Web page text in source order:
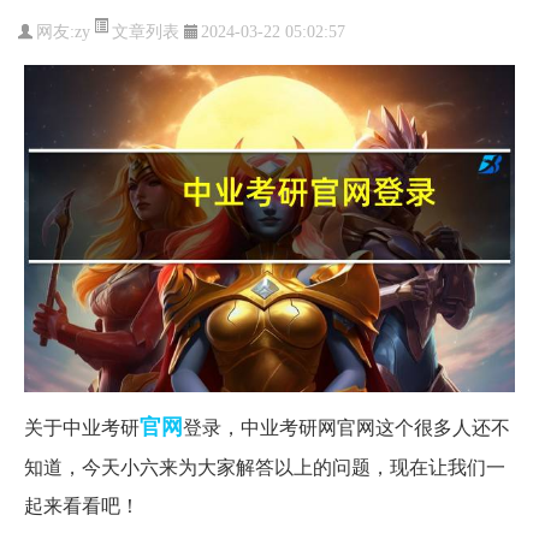
网友:zy 文章列表 2024-03-22 05:02:57
关于中业考研官网登录，中业考研网官网这个很多人还不
知道，今天小六来为大家解答以上的问题，现在让我们一
起来看看吧！